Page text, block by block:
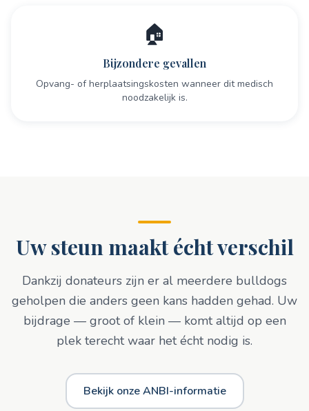
🏠
Bijzondere gevallen
Opvang- of herplaatsingskosten wanneer dit medisch
noodzakelijk is.
Uw steun maakt écht verschil
Dankzij donateurs zijn er al meerdere bulldogs
geholpen die anders geen kans hadden gehad. Uw
bijdrage — groot of klein — komt altijd op een
plek terecht waar het écht nodig is.
Bekijk onze ANBI-informatie